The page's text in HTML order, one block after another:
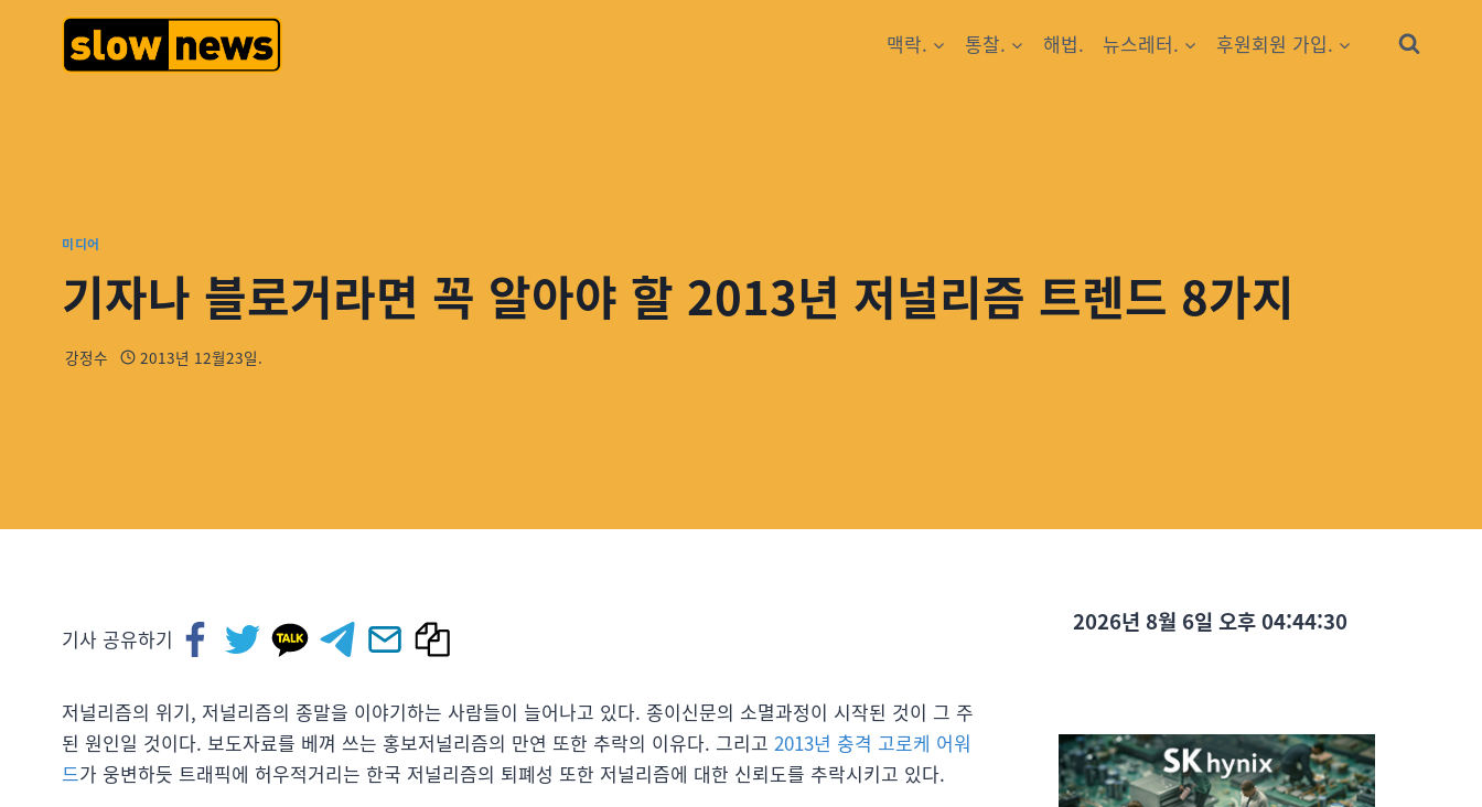
맥락. 통찰. 해법. 뉴스레터. 후원회원 가입.
미디어
기자나 블로거라면 꼭 알아야 할 2013년 저널리즘 트렌드 8가지
강정수 2013년 12월23일.
기사 공유하기
저널리즘의 위기, 저널리즘의 종말을 이야기하는 사람들이 늘어나고 있다. 종이신문의 소멸과정이 시작된 것이 그 주
된 원인일 것이다. 보도자료를 베껴 쓰는 홍보저널리즘의 만연 또한 추락의 이유다. 그리고 2013년 충격 고로케 어워
드가 웅변하듯 트래픽에 허우적거리는 한국 저널리즘의 퇴폐성 또한 저널리즘에 대한 신뢰도를 추락시키고 있다.
2026년 8월 6일 오후 04:44:31